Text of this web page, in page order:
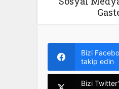
Bizi
takip edin
Bizi